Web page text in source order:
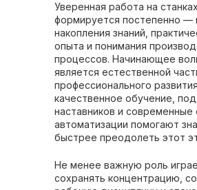
Уверенная работа на
формируется постепенно —
накопления знаний,
опыта и понимания
процессов. Начинающее
является естественной
профессионального
качественное обучение,
наставников и современные
автоматизации помогают
быстрее преодолеть этот
Не менее важную роль
сохранять концентрацию,